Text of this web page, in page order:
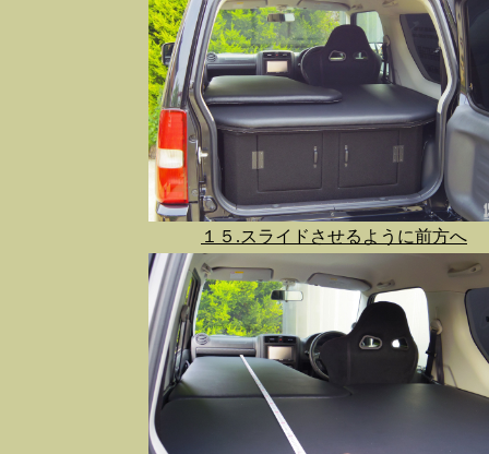
１５.スライドさせるように前方へ